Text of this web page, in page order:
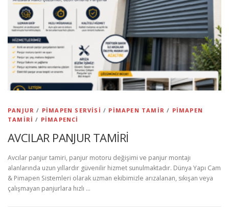
PANJUR / PIMAPEN SERVISI / PIMAPEN TAMIR / PIMAPEN
TAMIRI / PIMAPENCI
AVCILAR PANJUR TAMİRİ
Avcılar panjur tamiri, panjur motoru değişimi ve panjur montajı
alanlarında uzun yıllardır güvenilir hizmet sunulmaktadır. Dünya Yapı Cam
& Pimapen Sistemleri olarak uzman ekibimizle arızalanan, sıkışan veya
çalışmayan panjurlara hızlı …